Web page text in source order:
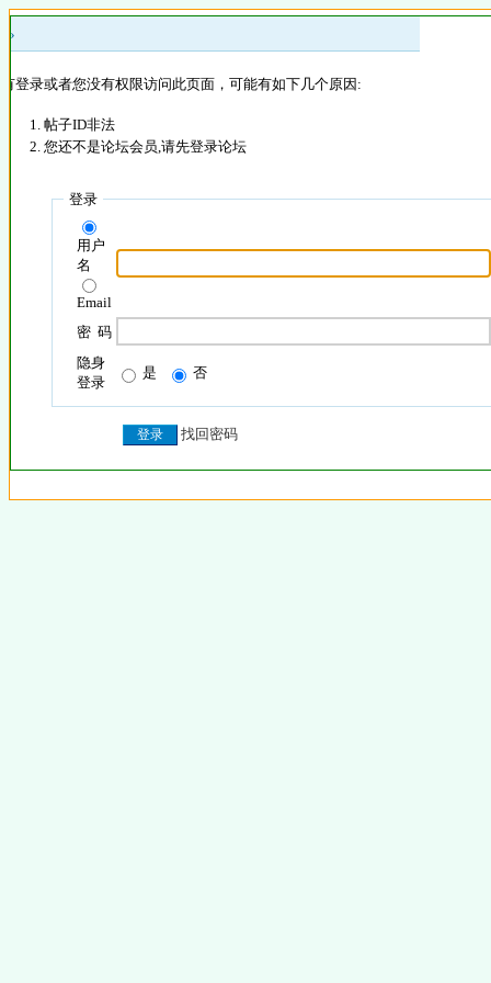
»
登录或者您没有权限访问此页面，可能有如下几个原因:
帖子ID非法
您还不是论坛会员,请先登录论坛
登录
用户
名
Email
密 码
隐身
登录
是 否
找回密码